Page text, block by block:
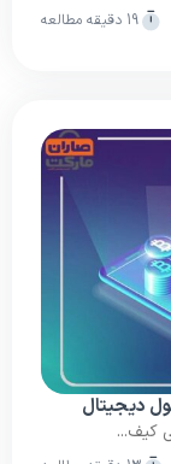
19 دقیقه مطالعه
دیجیتال
کیف...